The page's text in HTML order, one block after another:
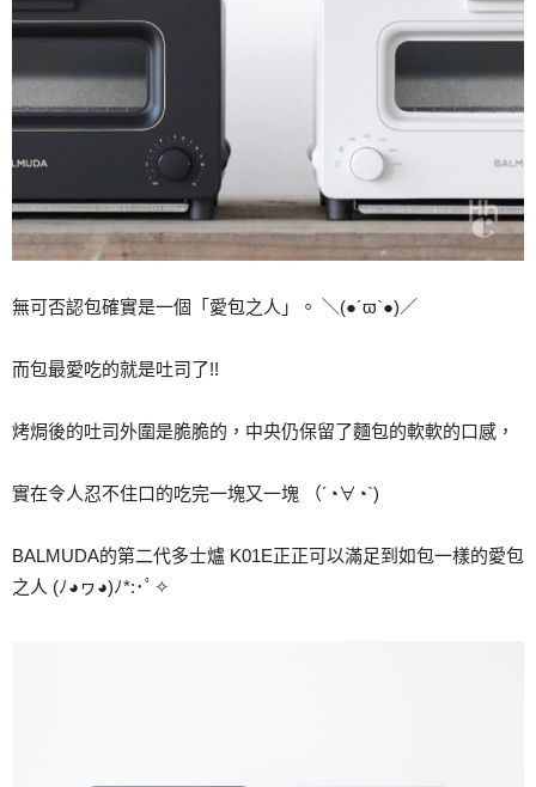
無可否認包確實是一個「愛包之人」。 ＼(●´ϖ`●)／
而包最愛吃的就是吐司了!!
烤焗後的吐司外圍是脆脆的，中央仍保留了麵包的軟軟的口感，
實在令人忍不住口的吃完一塊又一塊 （´◔∀◔`)
BALMUDA的第二代多士爐 K01E正正可以滿足到如包一樣的愛包
之人 (ﾉ◕ヮ◕)ﾉ*:･ﾟ✧